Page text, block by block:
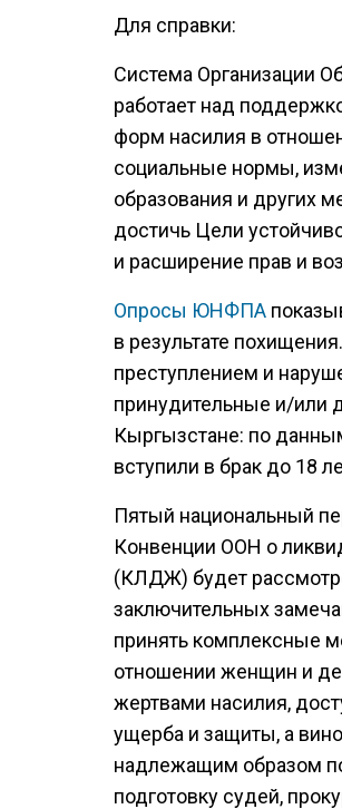
Для справки:
Система Организации
работает над
форм насилия в
социальные нормы,
образования и других
достичь Цели
и расширение прав и
Опросы ЮНФПА
в результате
преступлением и
принудительные и/или
Кыргызстане: по
вступили в брак до 18
Пятый национальный
Конвенции ООН о
(КЛДЖ) будет
заключительных
принять комплексные
отношении женщин и
жертвами насилия,
ущерба и защиты, а
надлежащим образом
подготовку судей,